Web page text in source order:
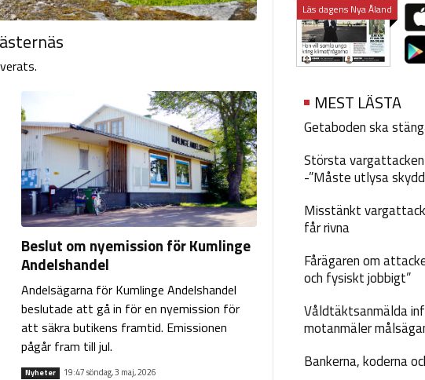
Beslut om nyemission för Kumlinge
Andelshandel
Andelsägarna för Kumlinge Andelshandel
beslutade att gå in för en nyemission för
att säkra butikens framtid. Emissionen
pågår fram till jul.
Nyheter 19:47 söndag, 3 maj, 2026
Läs dagens Nya Åland
MEST LÄSTA
Getaboden ska
Största
-”Måste utlysa
Misstänkt
får rivna
Fårägaren om
och fysiskt jobbigt”
Våldtäktsanmälda
motanmäler
Bankerna, koderna